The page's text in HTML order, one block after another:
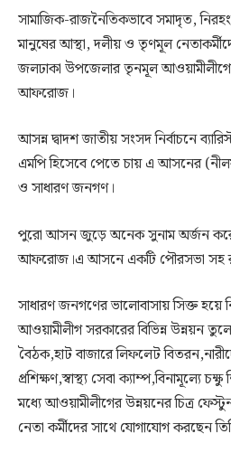
সামাজিক-রাজনৈতিকভাবে সমাদৃত,
মানুষের আস্থা, দলীয় ও তৃণমূল
জলঢাকা উপজেলার তৃনমূল আওয়ামীলীগের
আফরোজ।
আসন্ন দ্বাদশ জাতীয় সংসদ নির্বাচনে
এমপি হিসেবে পেতে চায় এ আসনের
ও সাধারণ জনগণ।
পুরো আসন জুড়ে অনেক সুনাম অর্জন
আফরোজ।এ আসনে একটি পৌরসভা সহ
সাধারণ জনগণের ভালোবাসায় সিক্ত হয়ে
আওয়ামীলীগ সরকারের বিভিন্ন উন্নয়ন
বৈঠক,হাট বাজারে লিফলেট
প্রশিক্ষণ,স্বাস্থ্য সেবা ক্যাম্প,বিনামূল্যে
মধ্যে আওয়ামীলীগের উন্নয়নের চিত্র
নেতা কর্মীদের সাথে যোগাযোগ করছেন